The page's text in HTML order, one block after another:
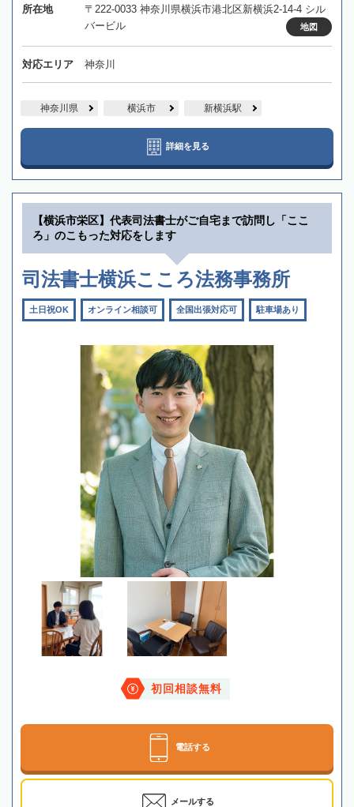
所在地
〒222-0033 神奈川県横浜市港北区新横浜2-14-4 シル
バービル
地図
対応エリア 神奈川
神奈川県 横浜市 新横浜駅
詳細を見る
【横浜市栄区】代表司法書士がご自宅まで訪問し「ここ
ろ」のこもった対応をします
司法書士横浜こころ法務事務所
土日祝OK オンライン相談可 全国出張対応可 駐車場あり
初回相談無料
電話する
メールする